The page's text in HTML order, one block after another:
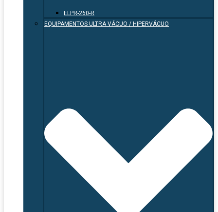
ELPR-260-R
EQUIPAMENTOS ULTRA VÁCUO / HIPERVÁCUO